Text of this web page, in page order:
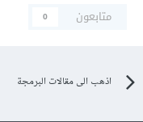
متابعون
0
اذهب الى مقالات البرمجة